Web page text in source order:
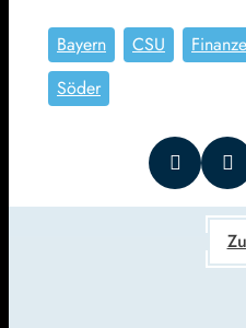
Bayern CSU
Söder